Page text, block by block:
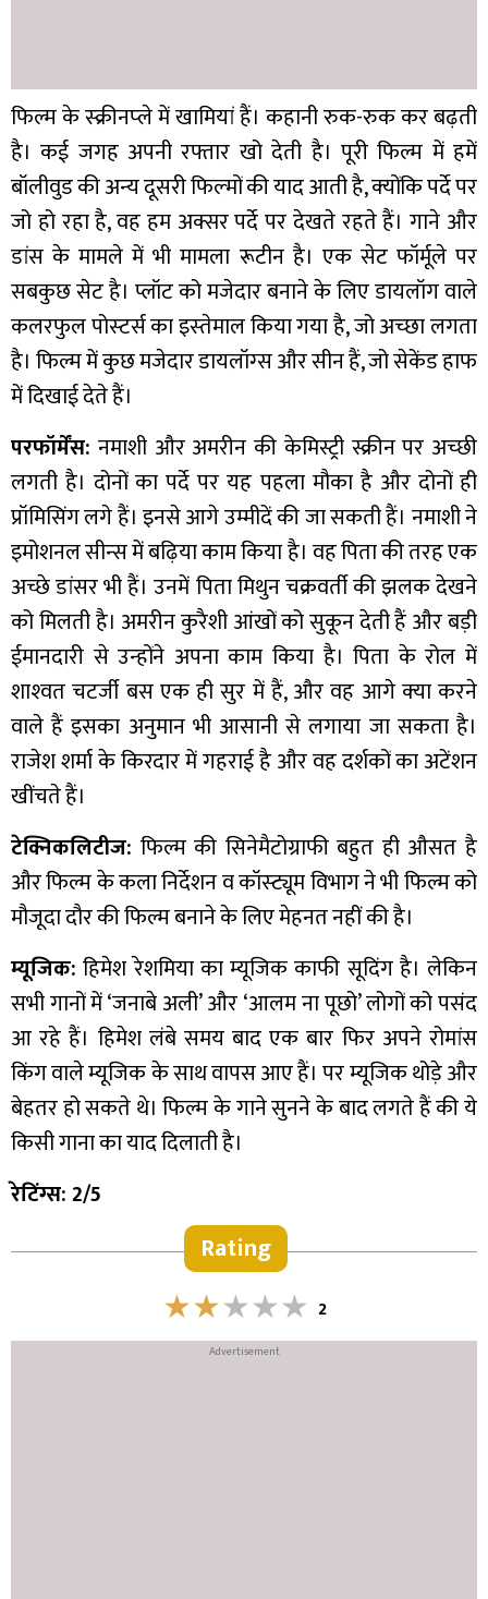
फिल्म के स्‍क्रीनप्‍ले में खामियां हैं। कहानी रुक-रुक कर बढ़ती
है। कई जगह अपनी रफ्तार खो देती है। पूरी फिल्म में हमें
बॉलीवुड की अन्‍य दूसरी फिल्‍मों की याद आती है, क्‍योंकि पर्दे पर
जो हो रहा है, वह हम अक्सर पर्दे पर देखते रहते हैं। गाने और
डांस के मामले में भी मामला रूटीन है। एक सेट फॉर्मूले पर
सबकुछ सेट है। प्लॉट को मजेदार बनाने के लिए डायलॉग वाले
कलरफुल पोस्‍टर्स का इस्‍तेमाल किया गया है, जो अच्‍छा लगता
है। फिल्म में कुछ मजेदार डायलॉग्‍स और सीन हैं, जो सेकेंड हाफ
में दिखाई देते हैं।
परफॉर्मेंस: नमाशी और अमरीन की केमिस्ट्री स्क्रीन पर अच्‍छी
लगती है। दोनों का पर्दे पर यह पहला मौका है और दोनों ही
प्रॉमिसिंग लगे हैं। इनसे आगे उम्‍मीदें की जा सकती हैं। नमाशी ने
इमोशनल सीन्‍स में बढ़‍िया काम किया है। वह पिता की तरह एक
अच्छे डांसर भी हैं। उनमें पिता मिथुन चक्रवर्ती की झलक देखने
को मिलती है। अमरीन कुरैशी आंखों को सुकून देती हैं और बड़ी
ईमानदारी से उन्‍होंने अपना काम किया है। पिता के रोल में
शाश्‍वत चटर्जी बस एक ही सुर में हैं, और वह आगे क्‍या करने
वाले हैं इसका अनुमान भी आसानी से लगाया जा सकता है।
राजेश शर्मा के किरदार में गहराई है और वह दर्शकों का अटेंशन
खींचते हैं।
टेक्निकलिटीज: फिल्म की सिनेमैटोग्राफी बहुत ही औसत है
और फिल्म के कला निर्देशन व कॉस्ट्यूम विभाग ने भी फिल्म को
मौजूदा दौर की फिल्म बनाने के लिए मेहनत नहीं की है।
म्यूजिक: हिमेश रेशमिया का म्यूजिक काफी सूदिंग है। लेकिन
सभी गानों में ‘जनाबे अली’ और ‘आलम ना पूछो’ लोगों को पसंद
आ रहे हैं। हिमेश लंबे समय बाद एक बार फिर अपने रोमांस
किंग वाले म्यूजिक के साथ वापस आए हैं। पर म्यूजिक थोड़े और
बेहतर हो सकते थे। फिल्म के गाने सुनने के बाद लगते हैं की ये
किसी गाना का याद दिलाती है।
रेटिंग्स: 2/5
Rating
2